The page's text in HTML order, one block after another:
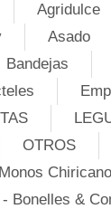
Agridulce
Asado
Bandejas
OTROS
Monos
Bonelles &